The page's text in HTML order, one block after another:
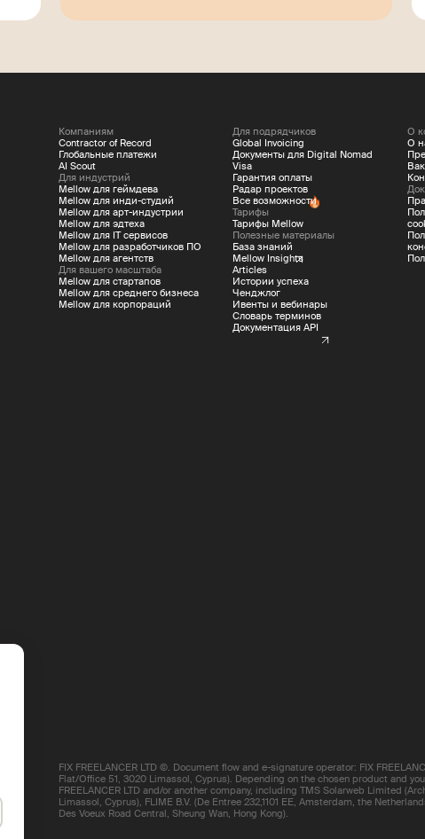
Компаниям
Contractor of Record
Глобальные платежи
AI Scout
Для индустрий
Mellow для геймдева
Mellow для инди-студий
Mellow для арт-индустрии
Mellow для эдтеха
Mellow для IT сервисов
Mellow для разработчиков ПО
Mellow для агентств
Для вашего масштаба
Mellow для стартапов
Mellow для среднего бизнеса
Mellow для корпораций
Для подрядчиков
Global Invoicing
Документы для Digital Nomad
Visa
Гарантия оплаты
Радар проектов
Все возможности
Тарифы
Тарифы Mellow
Полезные материалы
База знаний
Mellow Insights
Articles
Истории успеха
Ченджлог
Ивенты и вебинары
Словарь терминов
Документация API
О
О
FIX FREELANCER LTD ©. Document flow and e-signature operator: FIX
Flat/Office 51, 3020 Limassol, Cyprus). Depending on the chosen product and
FREELANCER LTD and/or another company, including TMS Solarweb Limited
Limassol, Cyprus), FLIME B.V. (De Entree 232,1101 EE, Amsterdam, the
Des Voeux Road Central, Sheung Wan, Hong Kong).